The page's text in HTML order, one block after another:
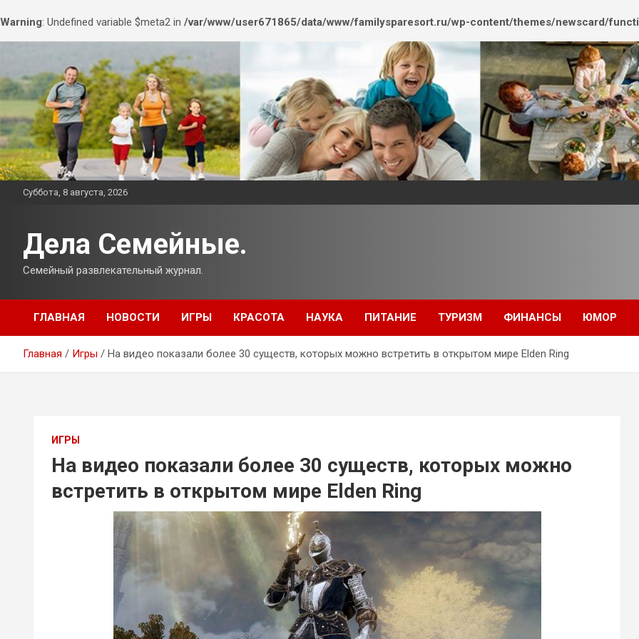
Warning: Undefined variable $meta2 in /var/www/user671865/data/www/familysparesort.ru/wp-content/themes/newscard/
содержимому
Суббота, 8 августа, 2026
Дела Семейные.
Семейный развлекательный журнал.
ГЛАВНАЯ НОВОСТИ ИГРЫ КРАСОТА НАУКА ПИТАНИЕ ТУРИЗМ ФИНАНСЫ ЮМОР
Главная Игры На видео показали более 30 существ, которых можно встретить в открытом мире Elden Ring
ИГРЫ
На видео показали более 30 существ, которых можно
встретить в открытом мире Elden Ring